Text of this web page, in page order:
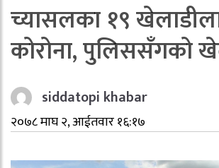
च्यासलका १९
कोरोना, पुलिससँगको
siddatopi khabar
२०७८ माघ २, आईतवार १६:१७